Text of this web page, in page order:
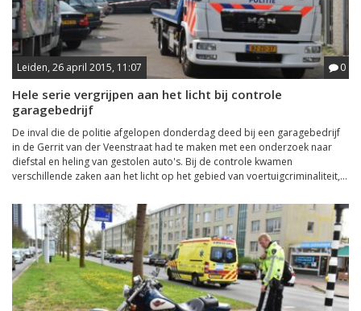
Leiden, 26 april 2015, 11:07 0
Hele serie vergrijpen aan het licht bij controle
garagebedrijf
De inval die de politie afgelopen donderdag deed bij een garagebedrijf
in de Gerrit van der Veenstraat had te maken met een onderzoek naar
diefstal en heling van gestolen auto's. Bij de controle kwamen
verschillende zaken aan het licht op het gebied van voertuigcriminaliteit,...